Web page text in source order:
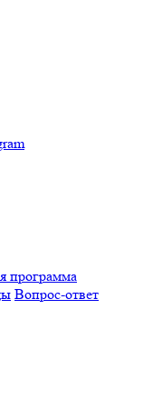
программа
Вопрос-ответ